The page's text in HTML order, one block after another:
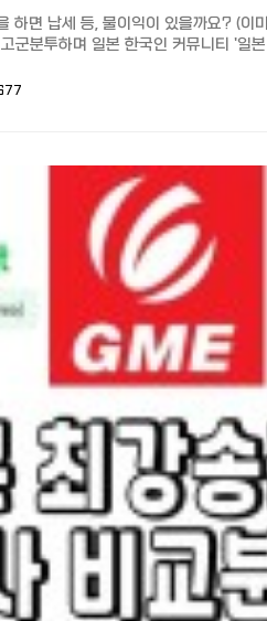
하며 송금처 등록부터 송금까지 지점방
다.
설부터 송금까지 앱으로 모두 신청이
lp/campaign/onetouchexp/jkm/kr/
individual/exchange/
아서 직접 알아봤습니다. 매장은
송금을 처리할 수 있습니다.
web/main.view) -> 카드수
www.oneremit.co.kr) -> 송금신청서
금 처리.
리할 수 있습니다. 한-일, 일-한 각각의
원카드를 받으면(가입하면 집으로 배송)
대 혜택을 받을 수 있습니다.
엔 이상 100만엔까지 1000엔입니다.
문없이 처리가 가능. 초회 회원카드를
하여 한국어로 편한 상담이 가능
수수료가 비싼편. 보내는 사람과 수령
www.oneremit.co.jp/web/
추천 이유에 대해 자세히 소개했습니다.
용해 보세요. [참고 기사] 일본에서 한국
life/79 일본에서 한국 송금,
를 추천하는 이유
법에 대해서 설명드리겠습니다.
경우 한국은행에 '대외지급수단 매매
주자가 국내의 본인 재산을 반출 -국내
미화 10만불 초과 송금시 비거주자 중,
중, 재외동포(영주권자 외국국적을
송금시에는 '재외동포 재산반출 신고'를
'재외동포 재산반출'은 신고기관과 조
와 절차는 아래를 참고하세요 ↓↓↓
위한 자금 송금 대외지급수단매매 vs
와 거액 송금 배우자 비자로 영주권자
재산반출로 한번에 빼실 수 있습니다.
민연금 자격과 건강보험 자격이 상실,
부작용도 있으니 신중한 판단이
국은행에서 비거주자의 대외지급수단
합니다. ↓↓↓ 해외동포 국내재산 반출
외지급수단매매'에 해당되어 한국은행
민권자의 경우 시중 외국환은행을 통해
크로 2억 송금을 했다는 분도 있었습
리고 금융기관을 통하지 않고 원을
전 후, 집을 샀다는 분도 있었습니다.
올 때, 세관 신고가 필요합니다. 일억
지 현금으로 몇 번씩 들고 왔다는 분도
이 가지고 오다가 수하물 엑스레이 검사
)을 받을 수 있습니다. 신고로 세금이나
하면 납세 등, 불이익이 있을까요? (이
군분투하며 일본 한국인 커뮤니티 '일본
많은 한국-일본 송금에 관해서
불이익 같은게 있을까요? 수익으로 잡혀
내가 내통장에 송금 하는데 세금을 내야
확인차 연락 올수도 있겠지만 딱히 세금
한 세금을 다 내고 있고 외환 송금은
. 송금하는 행위 자체에
을 들고 출국해도 문제가 없는데요 뭐...
진다거나 단기간에 보내는 금액이 너무
하는 연락이 올 수 있고 그 때 소명을 못
지만, 만약 한국에서 수입이 없는데도
금 출처를 밝혀야 하겠지요.
불이하는 애초에 국세청 통보 대상이
고, 통보가 되더라도 이게 결국 사람이
나 수업료 납부 등 목적이 분명하고 금
가 되지 않습니다.
수도 안 올 수도 있다 이렇게 정리할 수
고 년간5만불까지만 송금가능입니다.